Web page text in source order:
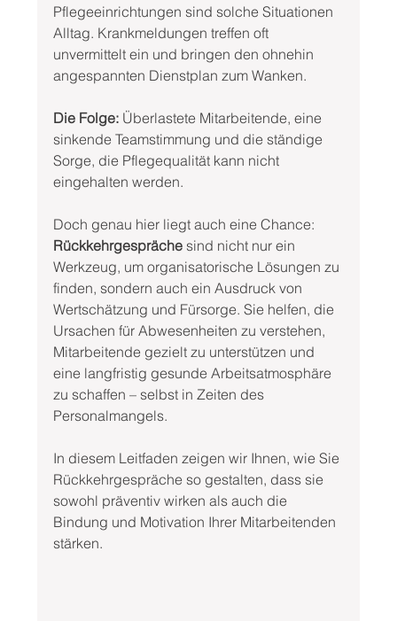
Pflegeeinrichtungen sind solche Situationen
Alltag. Krankmeldungen treffen oft
unvermittelt ein und bringen den ohnehin
angespannten Dienstplan zum Wanken.
Die Folge: Überlastete Mitarbeitende, eine
sinkende Teamstimmung und die ständige
Sorge, die Pflegequalität kann nicht
eingehalten werden.
Doch genau hier liegt auch eine Chance:
Rückkehrgespräche sind nicht nur ein
Werkzeug, um organisatorische Lösungen zu
finden, sondern auch ein Ausdruck von
Wertschätzung und Fürsorge. Sie helfen, die
Ursachen für Abwesenheiten zu verstehen,
Mitarbeitende gezielt zu unterstützen und
eine langfristig gesunde Arbeitsatmosphäre
zu schaffen – selbst in Zeiten des
Personalmangels.
In diesem Leitfaden zeigen wir Ihnen, wie Sie
Rückkehrgespräche so gestalten, dass sie
sowohl präventiv wirken als auch die
Bindung und Motivation Ihrer Mitarbeitenden
stärken.